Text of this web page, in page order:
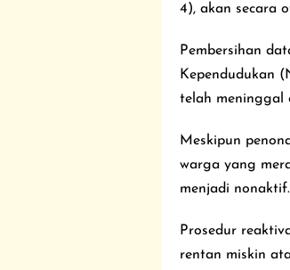
4), akan secara
Pembersihan
Kependudukan
telah meninggal
Meskipun
warga yang
menjadi nonaktif.
Prosedur
rentan miskin